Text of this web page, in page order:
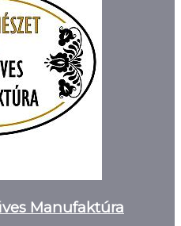
Manufaktúra